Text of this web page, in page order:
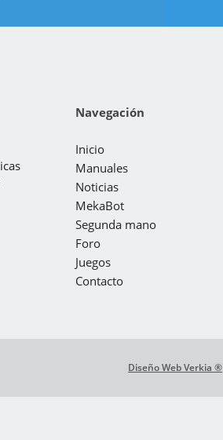
Navegación
Inicio
Manuales
Noticias
MekaBot
Segunda mano
Foro
Juegos
Contacto
Diseño Web Verkia ®